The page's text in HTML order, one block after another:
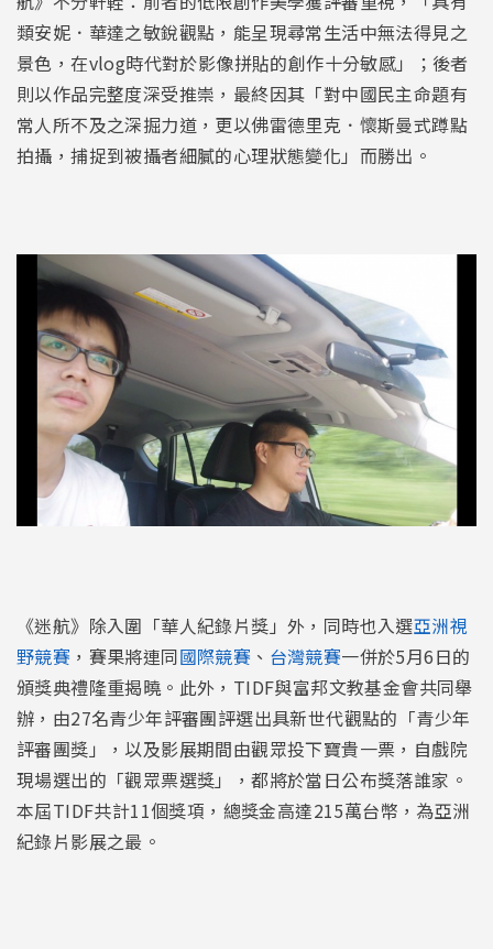
類安妮．華達之敏銳觀點，能呈現尋常生活中無法得見之
景色，在vlog時代對於影像拼貼的創作十分敏感」；後者
則以作品完整度深受推崇，最終因其「對中國民主命題有
常人所不及之深掘力道，更以佛雷德里克．懷斯曼式蹲點
拍攝，捕捉到被攝者細膩的心理狀態變化」而勝出。
《迷航》除入圍「華人紀錄片獎」外，同時也入選亞洲視
野競賽 ，賽果將連同國際競賽 、 台灣競賽一併於5月6日的
頒獎典禮隆重揭曉。此外，TIDF與富邦文教基金會共同舉
辦，由27名青少年評審團評選出具新世代觀點的「青少年
評審團獎」，以及影展期間由觀眾投下寶貴一票，自戲院
現場選出的「觀眾票選獎」，都將於當日公布獎落誰家。
本屆TIDF共計11個獎項，總獎金高達215萬台幣，為亞洲
紀錄片影展之最。